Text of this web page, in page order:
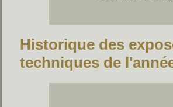
Historique des
techniques de